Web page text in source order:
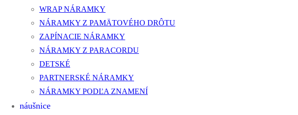
WRAP NÁRAMKY
NÁRAMKY Z PAMÄTOVÉHO DRÔTU
ZAPÍNACIE NÁRAMKY
NÁRAMKY Z PARACORDU
DETSKÉ
PARTNERSKÉ NÁRAMKY
NÁRAMKY PODĽA ZNAMENÍ
náušnice